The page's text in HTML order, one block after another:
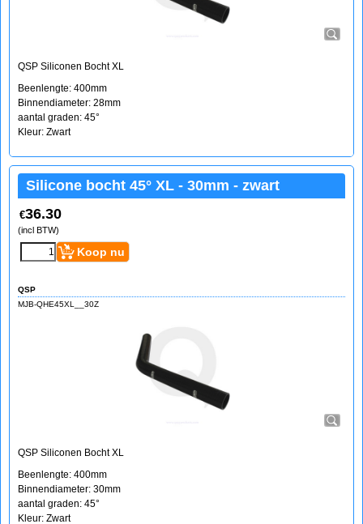
QSP Siliconen Bocht XL
Beenlengte: 400mm
Binnendiameter: 28mm
aantal graden: 45°
Kleur: Zwart
Silicone bocht 45° XL - 30mm - zwart
€36.30
(incl BTW)
Koop nu
QSP
MJB-QHE45XL__30Z
QSP Siliconen Bocht XL
Beenlengte: 400mm
Binnendiameter: 30mm
aantal graden: 45°
Kleur: Zwart